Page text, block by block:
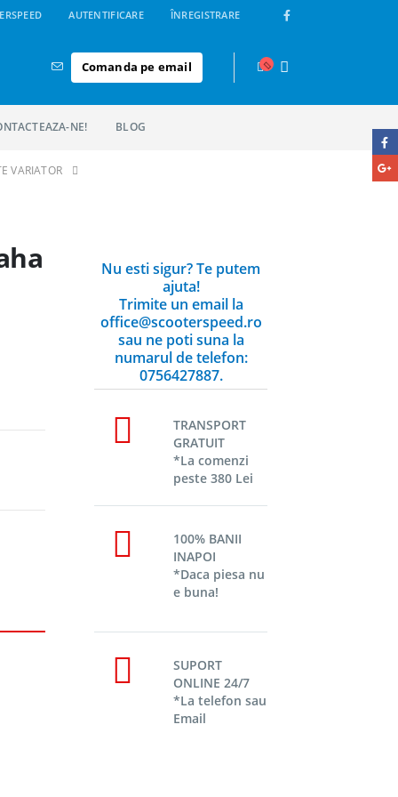
AUTENTIFICARE ÎNREGISTRARE
Comanda pe email
NE! BLOG
VARIATOR
Nu esti sigur? Te putem
ajuta!
Trimite un email la
office@scooterspeed.ro
sau ne poti suna la
numarul de telefon:
0756427887.
TRANSPORT
GRATUIT
*La comenzi
peste 380 Lei
100% BANII
INAPOI
*Daca piesa nu
e buna!
SUPORT
ONLINE 24/7
*La telefon sau
Email